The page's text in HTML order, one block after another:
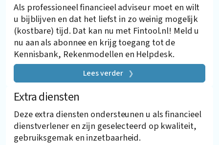
Als professioneel financieel adviseur moet en wilt
u bijblijven en dat het liefst in zo weinig mogelijk
(kostbare) tijd. Dat kan nu met Fintool.nl! Meld u
nu aan als abonnee en krijg toegang tot de
Kennisbank, Rekenmodellen en Helpdesk.
Lees verder
Extra diensten
Deze extra diensten ondersteunen u als financieel
dienstverlener en zijn geselecteerd op kwaliteit,
gebruiksgemak en inzetbaarheid.